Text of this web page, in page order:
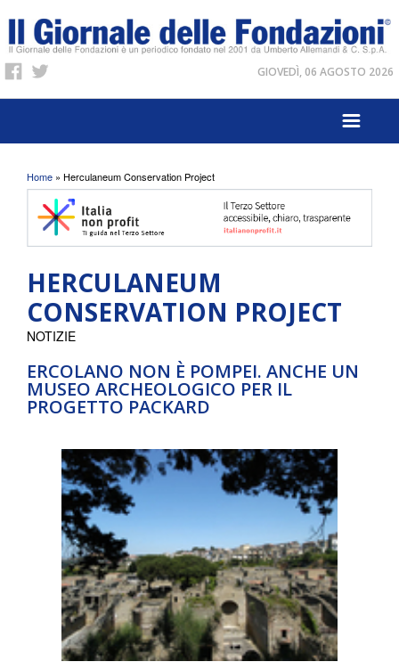
GIOVEDÌ, 06 AGOSTO 2026
Tu sei qui
Home » Herculaneum Conservation Project
HERCULANEUM
CONSERVATION PROJECT
ERCOLANO NON È POMPEI. ANCHE UN
MUSEO ARCHEOLOGICO PER IL
PROGETTO PACKARD
NOTIZIE